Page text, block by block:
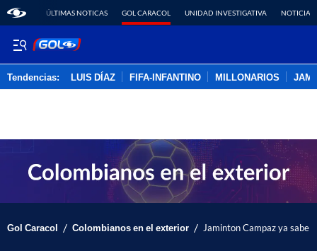
ÚLTIMAS NOTICAS GOL CARACOL UNIDAD INVESTIGATIVA NOTICIAS
Tendencias: LUIS DÍAZ FIFA-INFANTINO MILLONARIOS
Gol Caracol / Colombianos en el exterior / Jaminton Campaz ya sabe